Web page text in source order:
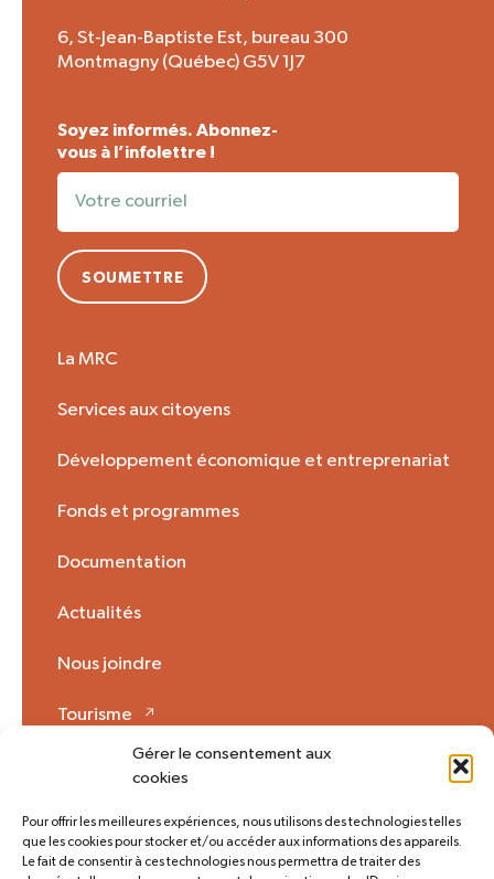
Gérer le consentement aux
cookies
Pour offrir les meilleures expériences, nous utilisons des technologies telles
que les cookies pour stocker et/ou accéder aux informations des appareils.
Le fait de consentir à ces technologies nous permettra de traiter des
6, St-Jean-Baptiste Est, bureau 300
Montmagny (Québec) G5V 1J7
Soyez informés. Abonnez-
vous à l’infolettre !
SOUMETTRE
La MRC
Services aux citoyens
Développement économique et entreprenariat
Fonds et programmes
Documentation
Actualités
Nous joindre
Tourisme
Plan du site
Accès rapide